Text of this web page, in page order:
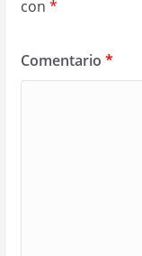
con *
Comentario *